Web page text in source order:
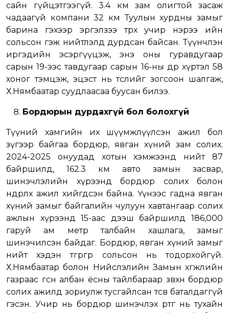
сайн гүйцэтгээгүй. 3.4 км зам олигтой засаж
чадаагүй компани 32 км Туулын хурдны замыг
барина гэхээр эргэлзээ төрөх учир нэрээ ийн
сольсон гэж нийтлэлд дурдсан байсан. Түүнчлэн
иргэдийн эсэргүүцэж, энэ оны гуравдугаар
сарын 19-ээс тавдугаар сарын 16-ны өдөр хүртэл 58
хоног тэмцэж, эцэст нь төслийг зогсоон шалгаж,
Х.Нямбаатар суудлаасаа буусан билээ.
Бордюрын дурдахгүй бол болохгүй
Түүний хамгийн их шүүмжлүүлсэн ажил бол
зүгээр байгаа бордюр, явган хүний зам солих.
2024-2025 онуудад хотын хэмжээнд нийт 87
байршилд, 162.3 км авто замын засвар,
шинэчлэлийн хүрээнд бордюр солих болон
өндөрлөх ажил хийгдсэн байна. Үүнээс гадна явган
хүний замыг байгалийн чулуун хавтангаар солих
ажлын хүрээнд 15-аас дээш байршилд 186,000
гаруй ам метр талбайн хашлага, замыг
шинэчилсэн байдаг. Бордюр, явган хүний замыг
нийт хэдэн төгрөгөөр сольсон нь тодорхойгүй.
Х.Нямбаатар болон Нийслэлийн Замын хөгжлийн
газраас өгсөн албан ёсны тайлбараар зөвхөн бордюр
солих ажилд зориулж тусгайлсан төсөв баталдаггүй
гэсэн. Учир нь бордюр шинэчлэх өртөг нь тухайн